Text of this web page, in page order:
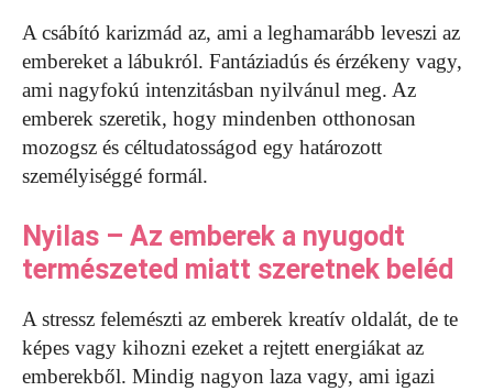
A csábító karizmád az, ami a leghamarább leveszi az
embereket a lábukról. Fantáziadús és érzékeny vagy,
ami nagyfokú intenzitásban nyilvánul meg. Az
emberek szeretik, hogy mindenben otthonosan
mozogsz és céltudatosságod egy határozott
személyiséggé formál.
Nyilas – Az emberek a nyugodt
természeted miatt szeretnek beléd
A stressz felemészti az emberek kreatív oldalát, de te
képes vagy kihozni ezeket a rejtett energiákat az
emberekből. Mindig nagyon laza vagy, ami igazi